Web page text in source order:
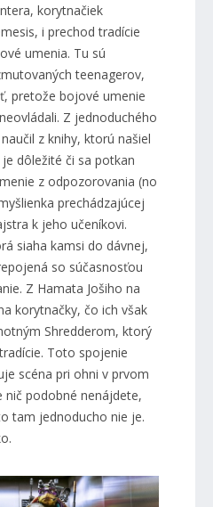
korytnačiek
i prechod tradície
umenia. Tu sú
teenagerov,
pretože bojové umenie
Z jednoduchého
z knihy, ktorú našiel
dôležité či sa potkan
z odpozorovania (no
prechádzajúcej
k jeho učeníkovi.
siaha kamsi do dávnej,
so súčasnosťou
Z Hamata Jošiho na
korytnačky, čo ich však
Shredderom, ktorý
Toto spojenie
scéna pri ohni v prvom
podobné nenájdete,
tam jednoducho nie je.